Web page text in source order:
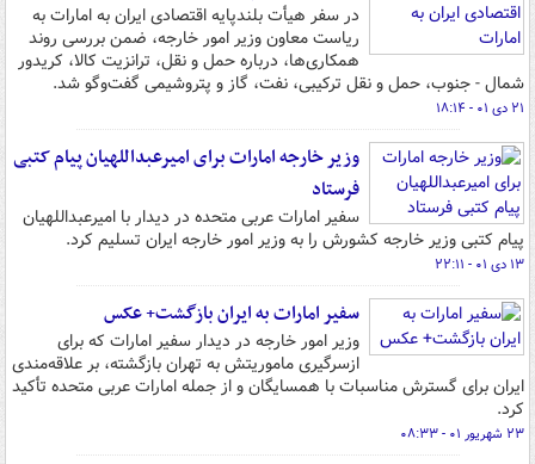
در سفر هیأت بلندپایه اقتصادی ایران به امارات به
ریاست معاون وزیر امور خارجه، ضمن بررسی روند
همکاری‌ها، درباره حمل و نقل، ترانزیت کالا، کریدور
شمال - جنوب، حمل و نقل ترکیبی، نفت، گاز و پتروشیمی گفت‌وگو شد.
۲۱ دی ۰۱ - ۱۸:۱۴
وزیر خارجه امارات برای امیرعبداللهیان پیام کتبی
فرستاد
سفیر امارات عربی متحده در دیدار با امیرعبداللهیان
پیام کتبی وزیر خارجه کشورش را به وزیر امور خارجه ایران تسلیم کرد.
۱۳ دی ۰۱ - ۲۲:۱۱
سفیر امارات به ایران بازگشت+ عکس
وزیر امور خارجه در دیدار سفیر امارات که برای
ازسرگیری ماموریتش به تهران بازگشته، بر علاقه‌مندی
ایران برای گسترش مناسبات با همسایگان و از جمله امارات عربی متحده تأکید
کرد.
۲۳ شهریور ۰۱ - ۰۸:۳۳